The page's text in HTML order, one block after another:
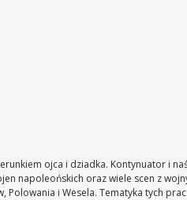
ojca i dziadka. Kontynuator i
napoleońskich oraz wiele scen z
Polowania i Wesela. Tematyka tych